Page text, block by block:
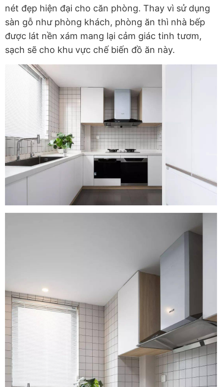
nét đẹp hiện đại cho căn phòng. Thay vì sử dụng
sàn gỗ như phòng khách, phòng ăn thì nhà bếp
được lát nền xám mang lại cảm giác tinh tươm,
sạch sẽ cho khu vực chế biến đồ ăn này.